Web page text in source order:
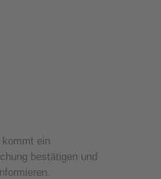
ein
bestätigen und